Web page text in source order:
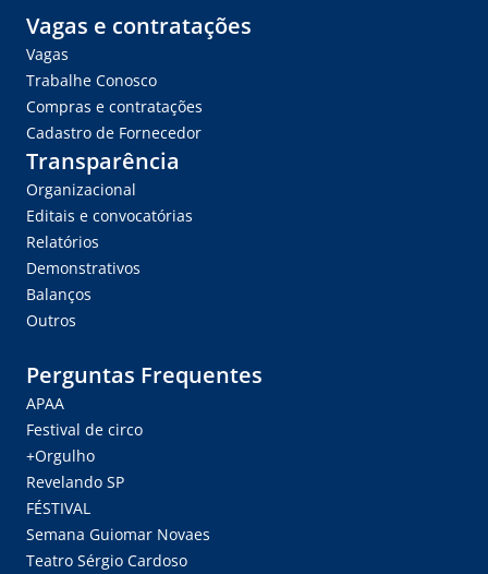
Vagas e contratações
Vagas
Trabalhe Conosco
Compras e contratações
Cadastro de Fornecedor
Transparência
Organizacional
Editais e convocatórias
Relatórios
Demonstrativos
Balanços
Outros
Perguntas Frequentes
APAA
Festival de circo
+Orgulho
Revelando SP
FÉSTIVAL
Semana Guiomar Novaes
Teatro Sérgio Cardoso